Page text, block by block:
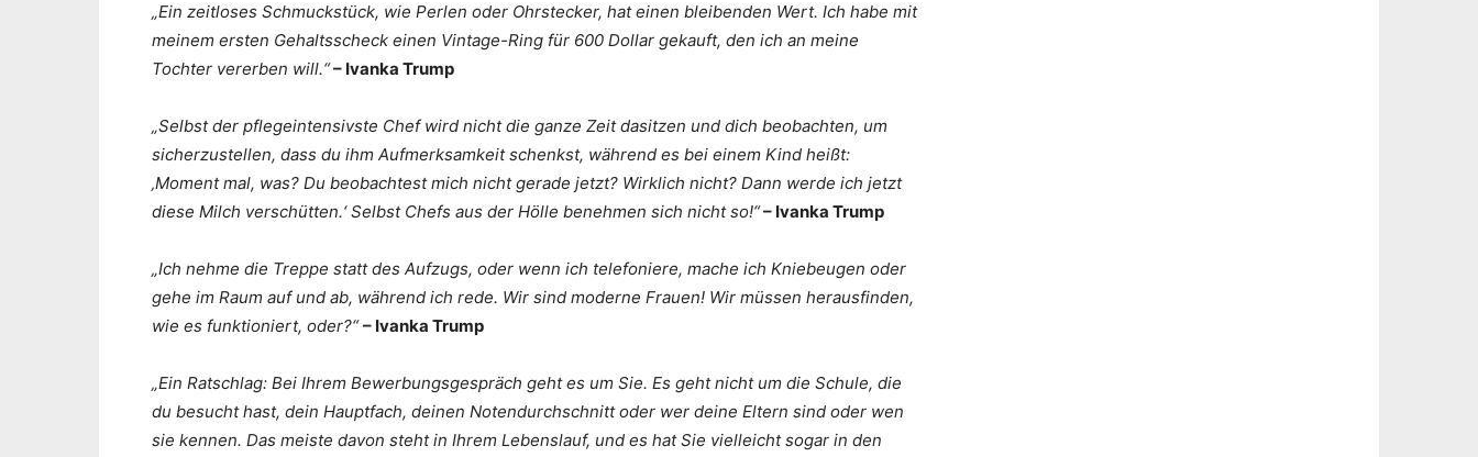
„Ein zeitloses Schmuckstück, wie Perlen oder Ohrstecker, hat einen bleibenden Wert. Ich habe mit
meinem ersten Gehaltsscheck einen Vintage-Ring für 600 Dollar gekauft, den ich an meine
Tochter vererben will.“– Ivanka Trump
„Selbst der pflegeintensivste Chef wird nicht die ganze Zeit dasitzen und dich beobachten, um
sicherzustellen, dass du ihm Aufmerksamkeit schenkst, während es bei einem Kind heißt:
‚Moment mal, was? Du beobachtest mich nicht gerade jetzt? Wirklich nicht? Dann werde ich jetzt
diese Milch verschütten.‘ Selbst Chefs aus der Hölle benehmen sich nicht so!“– Ivanka Trump
„Ich nehme die Treppe statt des Aufzugs, oder wenn ich telefoniere, mache ich Kniebeugen oder
gehe im Raum auf und ab, während ich rede. Wir sind moderne Frauen! Wir müssen herausfinden,
wie es funktioniert, oder?“ – Ivanka Trump
„Ein Ratschlag: Bei Ihrem Bewerbungsgespräch geht es um Sie. Es geht nicht um die Schule, die
du besucht hast, dein Hauptfach, deinen Notendurchschnitt oder wer deine Eltern sind oder wen
sie kennen. Das meiste davon steht in Ihrem Lebenslauf, und es hat Sie vielleicht sogar in den